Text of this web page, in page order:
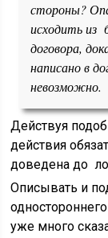
стороны?
исходить из
договора,
написано в
невозможно.
Действуя
действия
доведена до
Описывать и
уже много